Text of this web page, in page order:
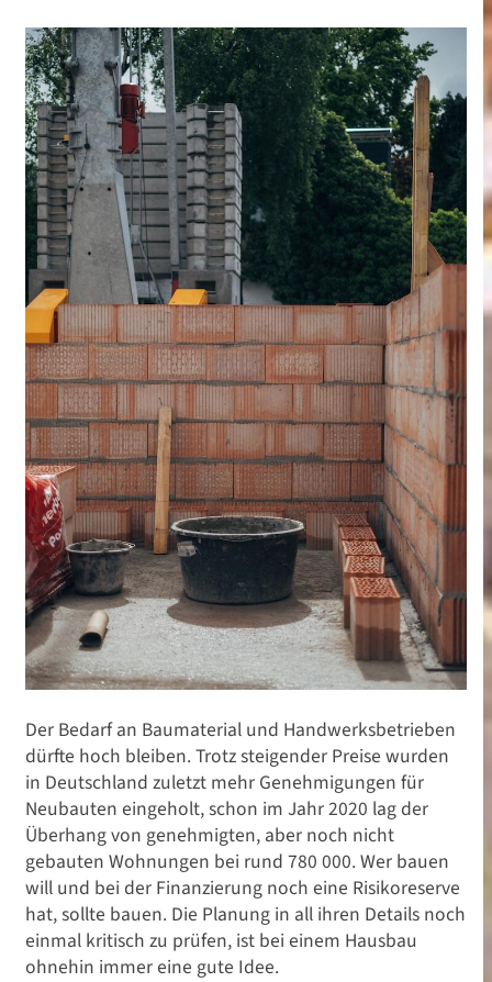
Der Bedarf an Baumaterial und Handwerksbetrieben
dürfte hoch bleiben. Trotz steigender Preise wurden
in Deutschland zuletzt mehr Genehmigungen für
Neubauten eingeholt, schon im Jahr 2020 lag der
Überhang von genehmigten, aber noch nicht
gebauten Wohnungen bei rund 780 000. Wer bauen
will und bei der Finanzierung noch eine Risikoreserve
hat, sollte bauen. Die Planung in all ihren Details noch
einmal kritisch zu prüfen, ist bei einem Hausbau
ohnehin immer eine gute Idee.